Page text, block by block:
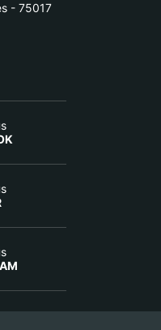
- 75017